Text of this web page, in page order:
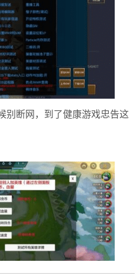
别断网，到了健康游戏忠告这